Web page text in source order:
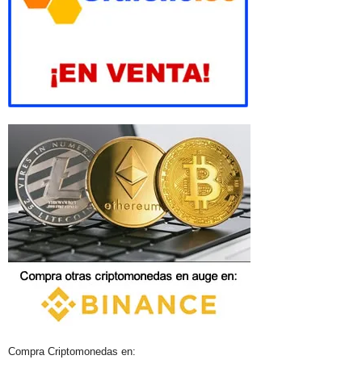
Compra Criptomonedas en: